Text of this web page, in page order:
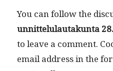
You can fol­low the
un­nit­telu­lau­takun­ta
to leave a com­ment.
email address in the